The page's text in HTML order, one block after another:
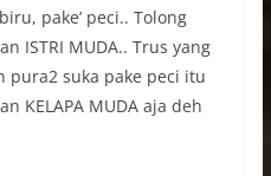
pake’ peci.. Tolong
ISTRI MUDA.. Trus yang
pura2 suka pake peci itu
KELAPA MUDA aja deh